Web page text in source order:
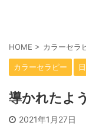
HOME > カラーセラ
カラーセラピー
導かれたよ
2021年1月27日